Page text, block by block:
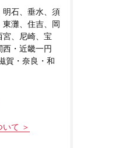
明石、垂水、須
灘、住吉、岡
宮、尼崎、宝
・近畿一円
賀・奈良・和
て ＞